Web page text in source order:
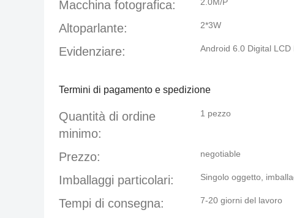
Macchina fotografica:
Altoparlante: 2*3W
Evidenziare: Android 6.0 Digital LCD
Termini di pagamento e spedizione
Quantità di ordine
minimo:
1 pezzo
Prezzo: negotiable
Imballaggi particolari: Singolo oggetto,
Tempi di consegna: 7-20 giorni del lavoro